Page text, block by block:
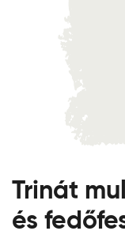
Trinát
és